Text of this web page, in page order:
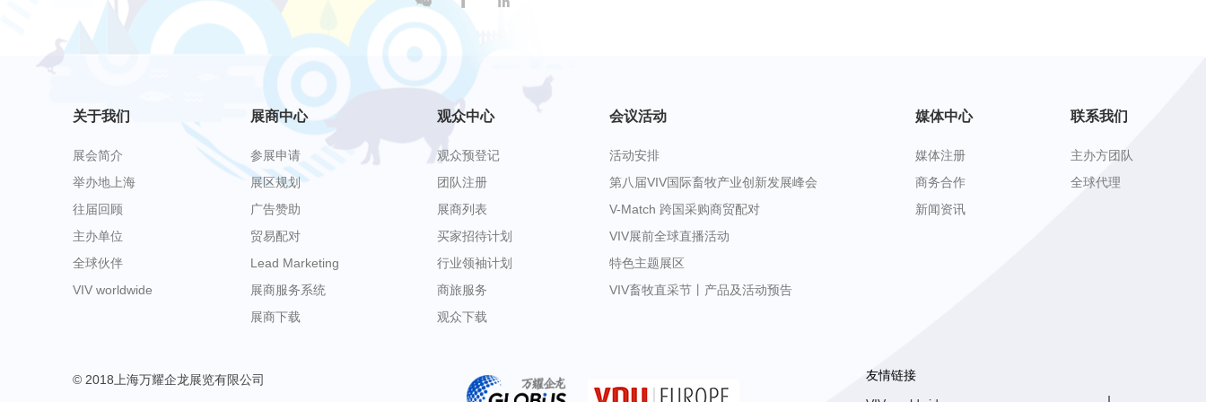
关于我们
展会简介
举办地上海
往届回顾
主办单位
全球伙伴
VIV worldwide
展商中心
参展申请
展区规划
广告赞助
贸易配对
Lead Marketing
展商服务系统
展商下载
观众中心
观众预登记
团队注册
展商列表
买家招待计划
行业领袖计划
商旅服务
观众下载
会议活动
活动安排
第八届VIV国际畜牧产业创新发展峰会
V-Match 跨国采购商贸配对
VIV展前全球直播活动
特色主题展区
VIV畜牧直采节丨产品及活动预告
媒体中心
媒体注册
商务合作
新闻资讯
联系我们
主办方团队
全球代理
© 2018上海万耀企龙展览有限公司
友情链接